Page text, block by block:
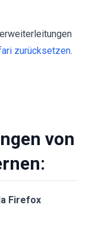
zurücksetzen.
von
Firefox